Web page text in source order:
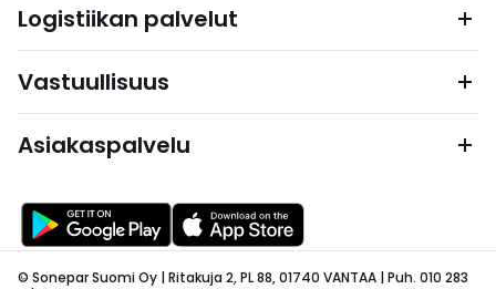
Logistiikan palvelut
Vastuullisuus
Asiakaspalvelu
© Sonepar Suomi Oy | Ritakuja 2, PL 88, 01740 VANTAA | Puh. 010 283